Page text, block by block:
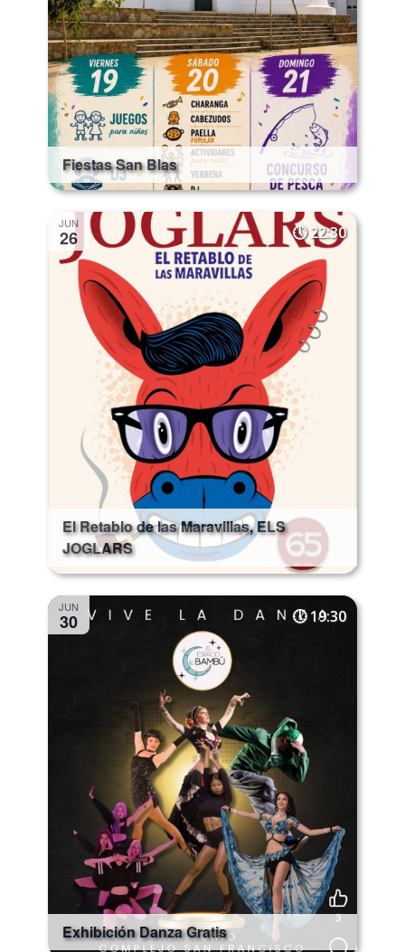
Fiestas San Blas
JUN
26 22:30
El Retablo de las Maravillas, ELS
JOGLARS
JUN
30 19:30
Exhibición Danza Gratis